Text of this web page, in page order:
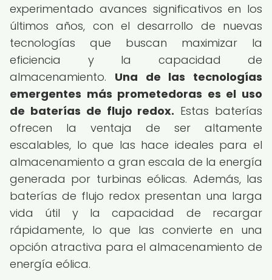
experimentado avances significativos en los
últimos años, con el desarrollo de nuevas
tecnologías que buscan maximizar la
eficiencia y la capacidad de
almacenamiento. Una de las tecnologías
emergentes más prometedoras es el uso
de baterías de flujo redox. Estas baterías
ofrecen la ventaja de ser altamente
escalables, lo que las hace ideales para el
almacenamiento a gran escala de la energía
generada por turbinas eólicas. Además, las
baterías de flujo redox presentan una larga
vida útil y la capacidad de recargar
rápidamente, lo que las convierte en una
opción atractiva para el almacenamiento de
energía eólica.